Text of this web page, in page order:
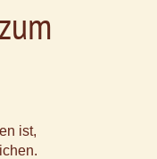
ist,